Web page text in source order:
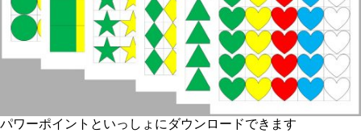
パワーポイントといっしょにダウンロードできます